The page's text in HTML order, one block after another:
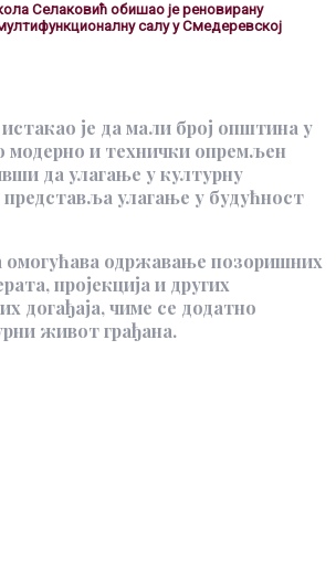
Селаковић обишао је реновирану
салу у Смедеревској
је да мали број општина у
модерно и технички опремљен
да улагање у културну
улагање у будућност
омогућава одржавање позоришних
пројекција и других
догађаја, чиме се додатно
живот грађана.